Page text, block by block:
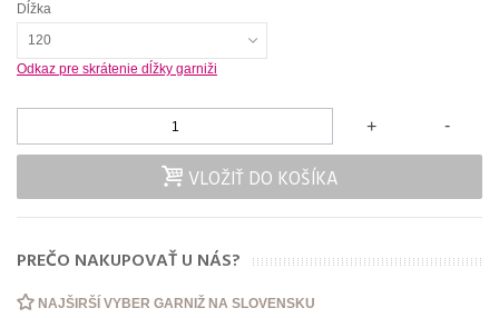
Dĺžka
120
Odkaz pre skrátenie dĺžky garniži
-
+
VLOŽIŤ DO KOŠÍKA
PREČO NAKUPOVAŤ U NÁS?
NAJŠIRŠÍ VYBER GARNIŽ NA SLOVENSKU